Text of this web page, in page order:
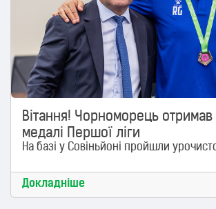
Вітання! Чорноморець отримав
медалі Першої ліги
На базі у Совіньйоні пройшли
Докладніше